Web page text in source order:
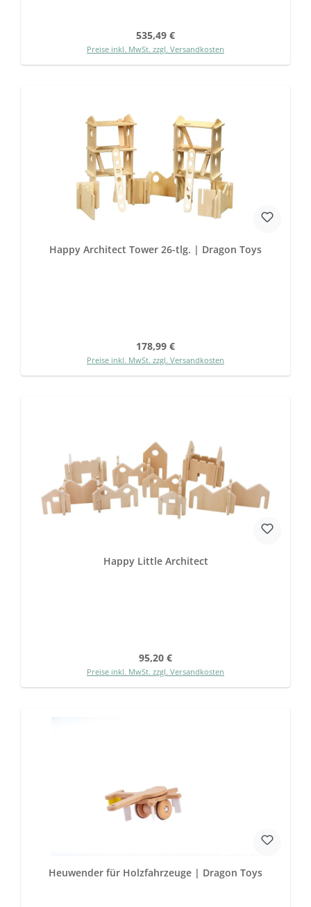
Regulärer Preis:
535,49 €
Preise inkl. MwSt. zzgl. Versandkosten
Happy Architect Tower 26-tlg. | Dragon Toys
Regulärer Preis:
178,99 €
Preise inkl. MwSt. zzgl. Versandkosten
Happy Little Architect
Regulärer Preis:
95,20 €
Preise inkl. MwSt. zzgl. Versandkosten
Heuwender für Holzfahrzeuge | Dragon Toys